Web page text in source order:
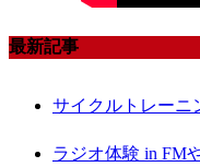
最新記事
サイクルトレーニ
ラジオ体験 in FM